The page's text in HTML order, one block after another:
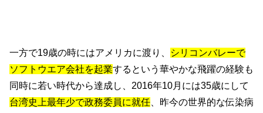
一方で19歳の時にはアメリカに渡り、
シリコンバレーで
ソフトウエア会社を起業するという華やかな飛躍の経験も
同時に若い時代から達成し、2016年10月には35歳にして
台湾史上最年少で政務委員に就任 、昨今の世界的な伝染病